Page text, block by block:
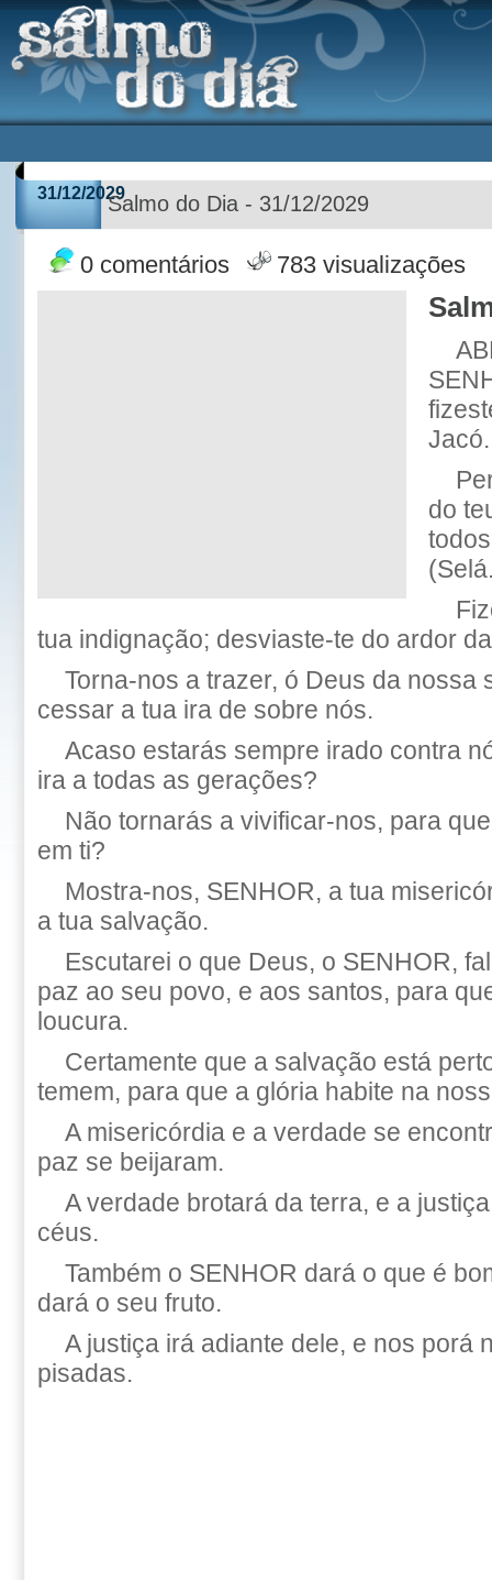
31/12/2029Salmo do Dia - 31/12/2029
0 comentários 783 visualizações
Jacó.
do
tua indignação; desviaste-te do ardor
Torna-nos a trazer, ó Deus da nossa
cessar a tua ira de sobre nós.
Acaso estarás sempre irado contra
ira a todas as gerações?
Não tornarás a vivificar-nos, para
em ti?
Mostra-nos, SENHOR, a tua
a tua salvação.
Escutarei o que Deus, o SENHOR,
paz ao seu povo, e aos santos, para
loucura.
Certamente que a salvação está
temem, para que a glória habite na
A misericórdia e a verdade se
paz se beijaram.
A verdade brotará da terra, e a
céus.
Também o SENHOR dará o que é
dará o seu fruto.
A justiça irá adiante dele, e nos porá
pisadas.